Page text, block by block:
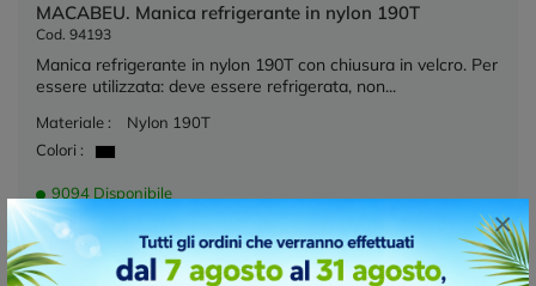
×
MACABEU. Manica refrigerante in nylon 190T
Cod. 94193
Manica refrigerante in nylon 190T con chiusura in velcro. Per
essere utilizzata: deve essere refrigerata, non...
Materiale :
Nylon 190T
Colori :
9094 Disponibile
€ 10,54 cad.
prezzo per 20 pz. stampa inclusa